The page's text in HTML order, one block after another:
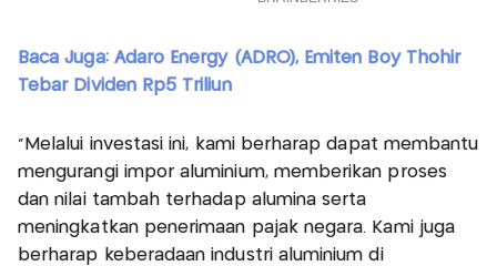
Baca Juga: Adaro Energy (ADRO), Emiten Boy Thohir
Tebar Dividen Rp5 Triliun
”Melalui investasi ini, kami berharap dapat membantu
mengurangi impor aluminium, memberikan proses
dan nilai tambah terhadap alumina serta
meningkatkan penerimaan pajak negara. Kami juga
berharap keberadaan industri aluminium di